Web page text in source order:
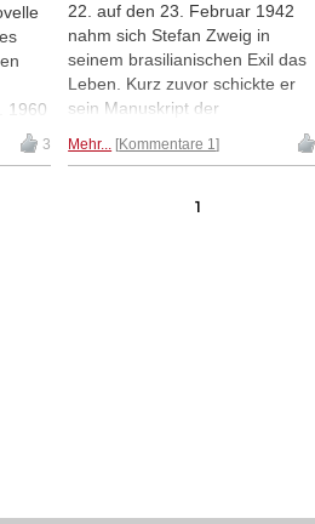
1960
3
22. auf den 23. Februar 1942
nahm sich Stefan Zweig in
seinem brasilianischen Exil das
Leben. Kurz zuvor schickte er
sein Manuskript der
Verleger. Am 7. Dezember 1942
Erstauflage. Anlässlich des 75-
Mehr... Kommentare 1
1